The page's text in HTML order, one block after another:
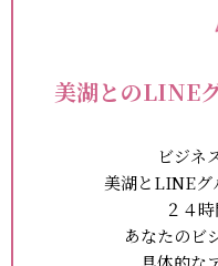
美湖とのLINE
ビジネ
美湖とLINEグ
２４
あなたのビ